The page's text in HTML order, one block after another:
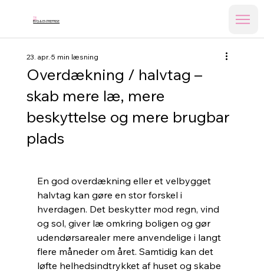
TB
BYG & ENTREPRISE
Overdækning / halvtag –
skab mere læ, mere
beskyttelse og mere brugbar
plads
23. apr.5 min læsning
En god overdækning eller et velbygget
halvtag kan gøre en stor forskel i
hverdagen. Det beskytter mod regn, vind
og sol, giver læ omkring boligen og gør
udendørsarealer mere anvendelige i langt
flere måneder om året. Samtidig kan det
løfte helhedsindtrykket af huset og skabe